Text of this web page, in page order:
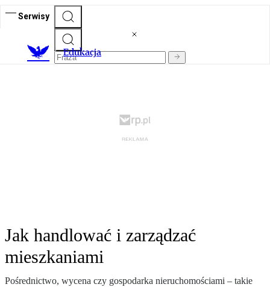
Serwisy
Edukacja
Jak handlować i zarządzać
mieszkaniami
Pośrednictwo, wycena czy gospodarka nieruchomościami – takie